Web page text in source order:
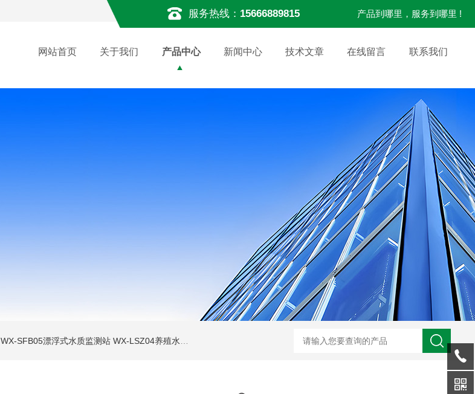
服务热线： 15666889815 产品到哪里，服务到哪里 !
网站首页 关于我们 产品中心 新闻中心 技术文章 在线留言 联系我们
WX-SFB05漂浮式水质监测站 WX-LSZ04养殖水质监测设备 WX-WMSM微型多参数水质监测站 WX-BN20能见度监测仪